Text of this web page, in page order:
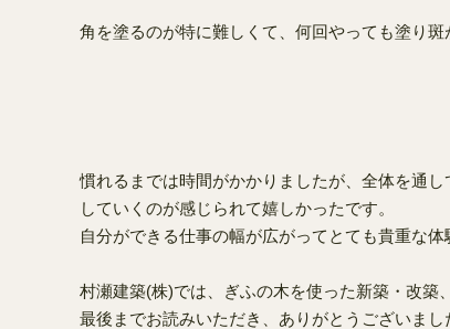
角を塗るのが特に難しくて、何回やっても塗り斑
慣れるまでは時間がかかりましたが、全体を通
していくのが感じられて嬉しかったです。
自分ができる仕事の幅が広がってとても貴重な体
村瀬建築(株)では、ぎふの木を使った新築・改築
最後までお読みいただき、ありがとうございまし